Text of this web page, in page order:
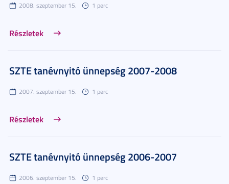
2008. szeptember 15. 1 perc
Részletek
SZTE tanévnyitó ünnepség 2007-2008
2007. szeptember 15. 1 perc
Részletek
SZTE tanévnyitó ünnepség 2006-2007
2006. szeptember 15. 1 perc